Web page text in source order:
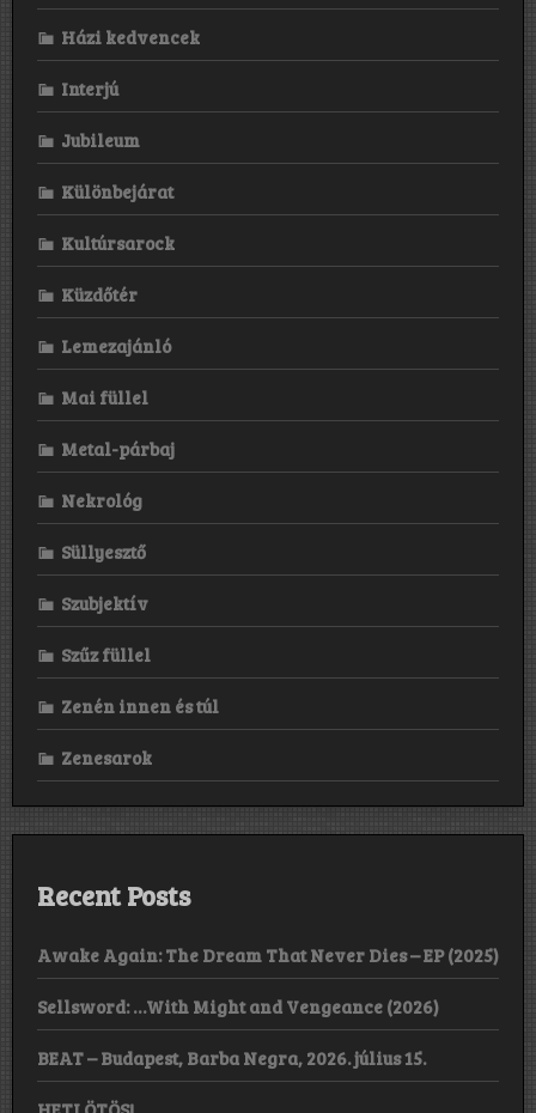
Házi kedvencek
Interjú
Jubileum
Különbejárat
Kultúrsarock
Küzdőtér
Lemezajánló
Mai füllel
Metal-párbaj
Nekrológ
Süllyesztő
Szubjektív
Szűz füllel
Zenén innen és túl
Zenesarok
Recent Posts
Awake Again: The Dream That Never Dies – EP (2025)
Sellsword: …With Might and Vengeance (2026)
BEAT – Budapest, Barba Negra, 2026. július 15.